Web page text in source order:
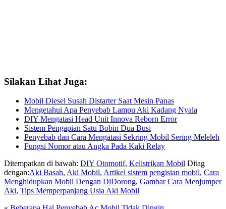
Silakan Lihat Juga:
Mobil Diesel Susah Distarter Saat Mesin Panas
Mengetahui Apa Penyebab Lampu Aki Kadang Nyala
DIY Mengatasi Head Unit Innova Reborn Error
Sistem Pengapian Satu Bobin Dua Busi
Penyebab dan Cara Mengatasi Sekring Mobil Sering Meleleh
Fungsi Nomor atau Angka Pada Kaki Relay
Ditempatkan di bawah: DIY Otomotif, Kelistrikan Mobil Ditag
dengan:Aki Basah, Aki Mobil, Artikel sistem pengisian mobil, Cara
Menghidupkan Mobil Dengan DiDorong, Gambar Cara Menjumper
Aki, Tips Memperpanjang Usia Aki Mobil